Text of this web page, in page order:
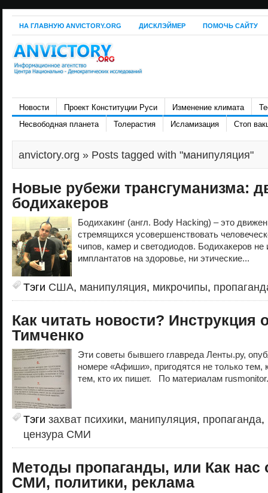
НА ГЛАВНУЮ ANVICTORY.ORG ДИСКЛЭЙМЕР ПОМОЧЬ САЙТУ
Новости Проект Конституции Руси Изменение климата
Несвободная планета
Толерастия Исламизация Стоп
anvictory.org » Posts tagged with "манипуляция"
Новые рубежи трансгуманизма:
бодихакеров
Бодихакинг (англ. Body Hacking) – это
стремящихся усовершенствовать
чипов, камер и светодиодов. Бодихакеров не
имплантатов на здоровье, ни этические...
Тэги США, манипуляция, микрочипы,
Как читать новости? Инструкция
Тимченко
Эти советы бывшего главреда Ленты.ру,
номере «Афиши», пригодятся не только тем,
тем, кто их пишет. По материалам
Тэги захват психики, манипуляция, пропаганда,
цензура СМИ
Методы пропаганды, или Как нас
СМИ, политики, реклама